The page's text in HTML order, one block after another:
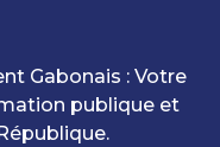
Gabonais : Votre
publique et